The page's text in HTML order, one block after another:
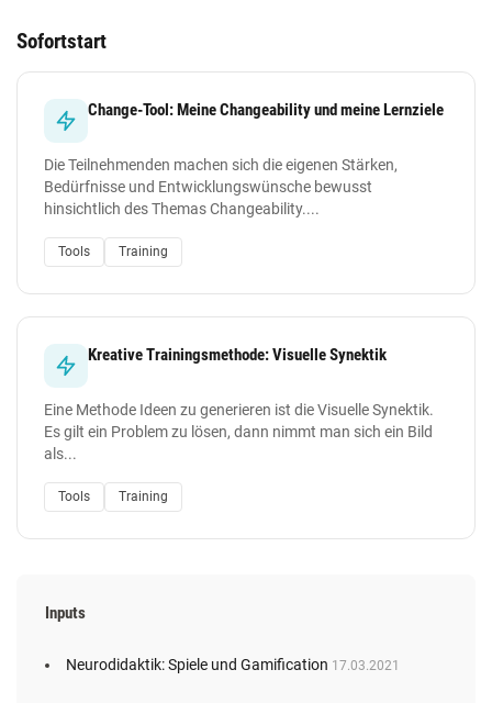
Sofortstart
Change-Tool: Meine Changeability und meine Lernziele
Die Teilnehmenden machen sich die eigenen Stärken,
Bedürfnisse und Entwicklungswünsche bewusst
hinsichtlich des Themas Changeability....
Tools Training
Kreative Trainingsmethode: Visuelle Synektik
Eine Methode Ideen zu generieren ist die Visuelle Synektik.
Es gilt ein Problem zu lösen, dann nimmt man sich ein Bild
als...
Tools Training
Inputs
Neurodidaktik: Spiele und Gamification 17.03.2021